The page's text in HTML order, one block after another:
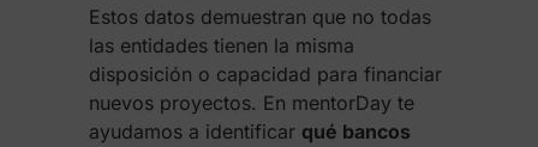
Estos datos demuestran que no todas
las entidades tienen la misma
disposición o capacidad para financiar
nuevos proyectos. En mentorDay te
ayudamos a identificar qué bancos